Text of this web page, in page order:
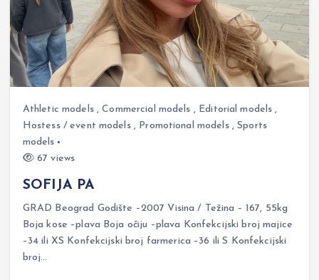
Athletic models,Commercial models , Editorial models ,
Hostess / event models, Promotional models,Sports
models
67 views
SOFIJA PA
GRAD Beograd Godište –2007 Visina / Težina – 167, 55kg
Boja kose –plava Boja očiju –plava Konfekcijski broj majice
–34 ili XS Konfekcijski broj farmerica –36 ili S Konfekcijski
broj…